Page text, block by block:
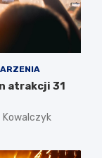
atrakcji 31
Kowalczyk